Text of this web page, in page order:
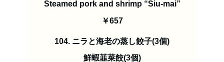
Steamed pork and shrimp “Siu-mai”
￥657
104. ニラと海老の蒸し餃子(3個)
鮮蝦韮菜餃(3個)